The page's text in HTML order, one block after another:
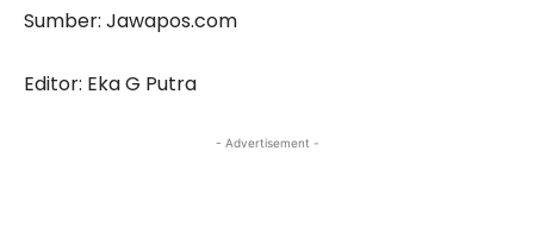
Sumber: Jawapos.com
Editor: Eka G Putra
- Advertisement -